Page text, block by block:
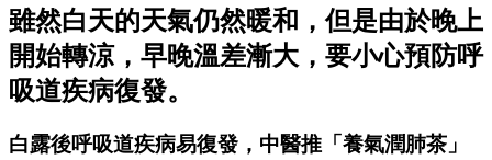
雖然白天的天氣仍然暖和，但是由於晚上
開始轉涼，早晚溫差漸大，要小心預防呼
吸道疾病復發。
白露後呼吸道疾病易復發，中醫推「養氣潤肺茶」